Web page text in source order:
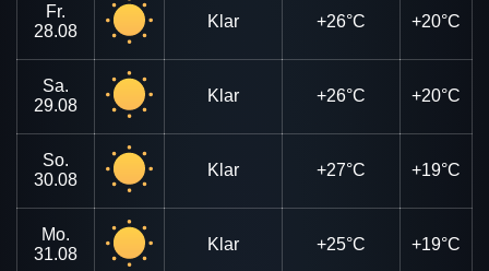
Fr.
28.08
Klar +26°C +20°C
Sa.
29.08
Klar +26°C +20°C
So.
30.08
Klar +27°C +19°C
Mo.
31.08
Klar +25°C +19°C